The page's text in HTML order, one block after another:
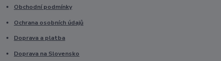
Obchodní podmínky
Ochrana osobních údajů
Doprava a platba
Doprava na Slovensko